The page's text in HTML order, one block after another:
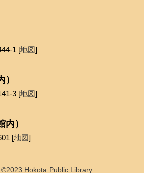
1 [地図]
3 [地図]
）
[地図]
Hokota Public Library.